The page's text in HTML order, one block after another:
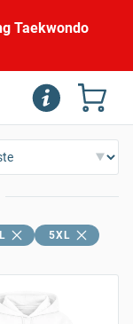
Taekwondo
5XL